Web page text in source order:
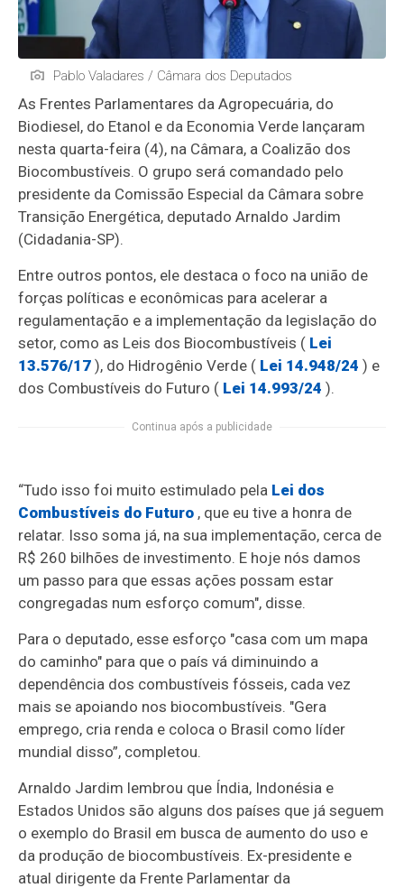
Pablo Valadares / Câmara dos Deputados
As Frentes Parlamentares da Agropecuária, do
Biodiesel, do Etanol e da Economia Verde lançaram
nesta quarta-feira (4), na Câmara, a Coalizão dos
Biocombustíveis. O grupo será comandado pelo
presidente da Comissão Especial da Câmara sobre
Transição Energética, deputado Arnaldo Jardim
(Cidadania-SP).
Entre outros pontos, ele destaca o foco na união de
forças políticas e econômicas para acelerar a
regulamentação e a implementação da legislação do
setor, como as Leis dos Biocombustíveis ( Lei
13.576/17 ), do Hidrogênio Verde ( Lei 14.948/24 ) e
dos Combustíveis do Futuro ( Lei 14.993/24 ).
Continua após a publicidade
“Tudo isso foi muito estimulado pela Lei dos
Combustíveis do Futuro , que eu tive a honra de
relatar. Isso soma já, na sua implementação, cerca de
R$ 260 bilhões de investimento. E hoje nós damos
um passo para que essas ações possam estar
congregadas num esforço comum", disse.
Para o deputado, esse esforço "casa com um mapa
do caminho" para que o país vá diminuindo a
dependência dos combustíveis fósseis, cada vez
mais se apoiando nos biocombustíveis. "Gera
emprego, cria renda e coloca o Brasil como líder
mundial disso”, completou.
Arnaldo Jardim lembrou que Índia, Indonésia e
Estados Unidos são alguns dos países que já seguem
o exemplo do Brasil em busca de aumento do uso e
da produção de biocombustíveis. Ex-presidente e
atual dirigente da Frente Parlamentar da